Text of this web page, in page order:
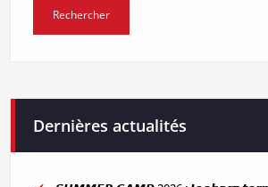
Dernières actualités